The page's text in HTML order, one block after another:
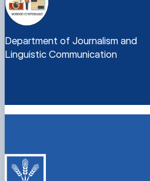
Department of Journalism and
Linguistic Communication